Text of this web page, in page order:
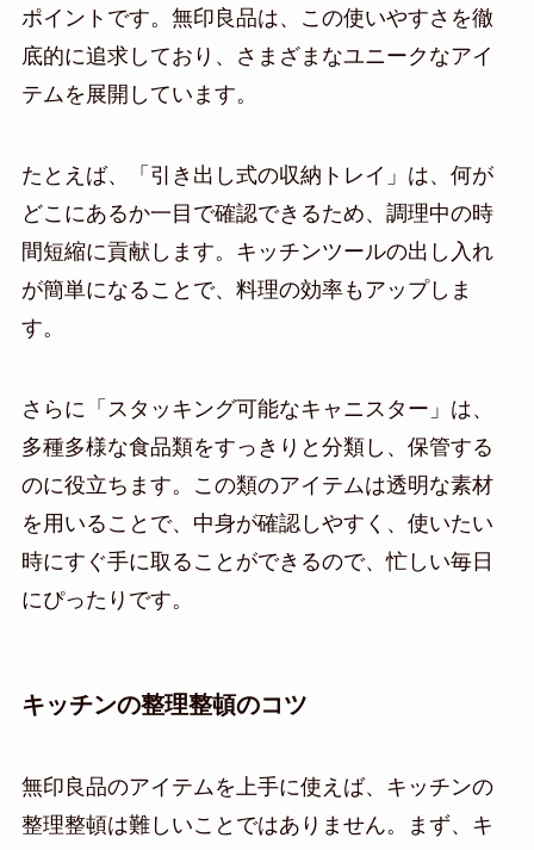
ポイントです。無印良品は、この使いやすさを徹
底的に追求しており、さまざまなユニークなアイ
テムを展開しています。
たとえば、「引き出し式の収納トレイ」は、何が
どこにあるか一目で確認できるため、調理中の時
間短縮に貢献します。キッチンツールの出し入れ
が簡単になることで、料理の効率もアップしま
す。
さらに「スタッキング可能なキャニスター」は、
多種多様な食品類をすっきりと分類し、保管する
のに役立ちます。この類のアイテムは透明な素材
を用いることで、中身が確認しやすく、使いたい
時にすぐ手に取ることができるので、忙しい毎日
にぴったりです。
キッチンの整理整頓のコツ
無印良品のアイテムを上手に使えば、キッチンの
整理整頓は難しいことではありません。まず、キ